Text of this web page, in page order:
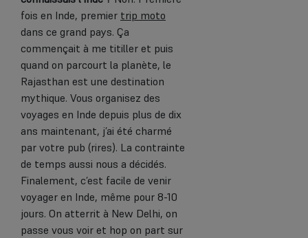
fois en Inde, premier trip moto
dans ce grand pays. Ça
commençait à me titiller et puis
quand on parcourt la planète, le
Rajasthan est une destination
mythique. Vous organisez des
voyages en Inde depuis plus de dix
ans maintenant, j’ai été charmé
par votre pub (rires). La contrainte
de temps aussi nous a décidés.
Finalement, c’est facile de venir
voyager en Inde, même pour 8-10
jours. On atterrit à New Delhi, on
passe vous voir et hop on part sur